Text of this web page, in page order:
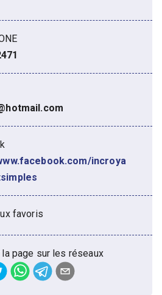
incroya
favoris
la page sur les réseaux